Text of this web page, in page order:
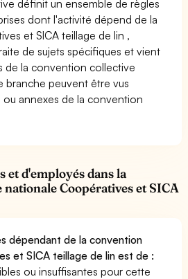
définit un ensemble de règles
dont l'activité dépend de la
et SICA teillage de lin ,
de sujets spécifiques et vient
de la convention collective
branche peuvent être vus
annexes de la convention
et d'employés dans la
Coopératives et SICA
dépendant de la convention
et SICA teillage de lin est de :
ou insuffisantes pour cette